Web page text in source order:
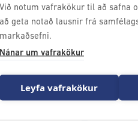
Við notum vafrakökur til að safna
að geta notað lausnir frá
markaðsefni.
Nánar um vafrakökur
Leyfa vafrakökur